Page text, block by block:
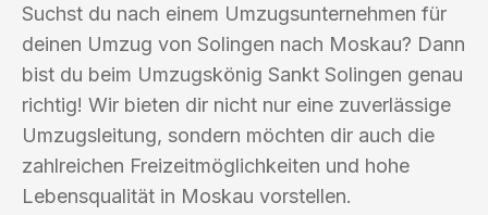
Suchst du nach einem Umzugsunternehmen für
deinen Umzug von Solingen nach Moskau? Dann
bist du beim Umzugskönig Sankt Solingen genau
richtig! Wir bieten dir nicht nur eine zuverlässige
Umzugsleitung, sondern möchten dir auch die
zahlreichen Freizeitmöglichkeiten und hohe
Lebensqualität in Moskau vorstellen.